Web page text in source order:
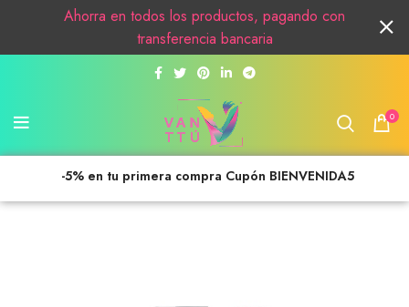
0
-5% en tu primera compra Cupón BIENVENIDA5
Ahorra en todos los productos, pagando con
transferencia bancaria